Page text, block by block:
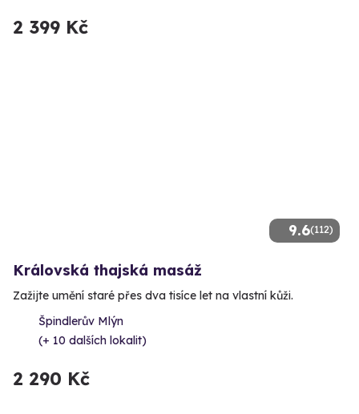
2 399 Kč
9.6(112)
Královská thajská masáž
Zažijte umění staré přes dva tisíce let na vlastní kůži.
Špindlerův Mlýn
(+ 10 dalších lokalit)
2 290 Kč